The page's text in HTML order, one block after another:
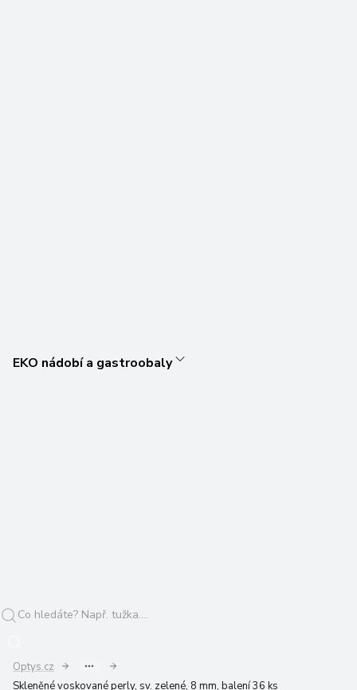
EKO nádobí a gastroobaly
Optys.cz
Skleněné voskované perly, sv. zelené, 8 mm, balení 36 ks